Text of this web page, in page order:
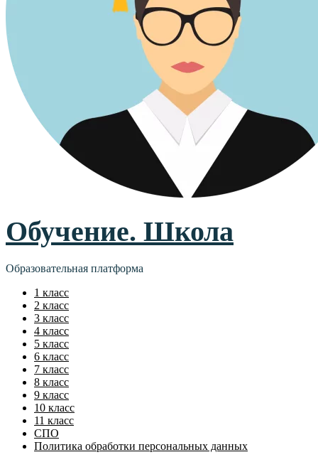
Обучение. Школа
Образовательная платформа
1 класс
2 класс
3 класс
4 класс
5 класс
6 класс
7 класс
8 класс
9 класс
10 класс
11 класс
СПО
Политика обработки персональных данных